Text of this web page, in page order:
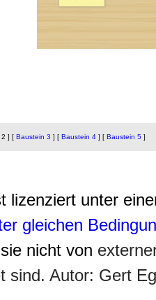
] [ Baustein 3 ] [ Baustein 4 ] [ Baustein 5 ]
lizenziert unter
gleichen
nicht von
sind. Autor: Gert